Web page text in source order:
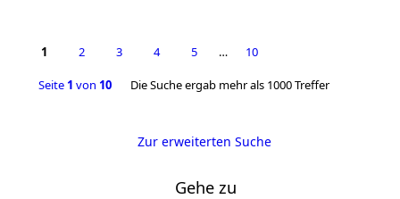
1 2 3 4 5 … 10
Seite 1 von 10 Die Suche ergab mehr als 1000 Treffer
Zur erweiterten Suche
Gehe zu